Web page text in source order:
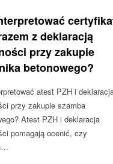
z deklaracją
przy zakupie
betonowego?
atest PZH i
przy zakupie szamba
Atest PZH i deklaracja
pomagają ocenić, czy